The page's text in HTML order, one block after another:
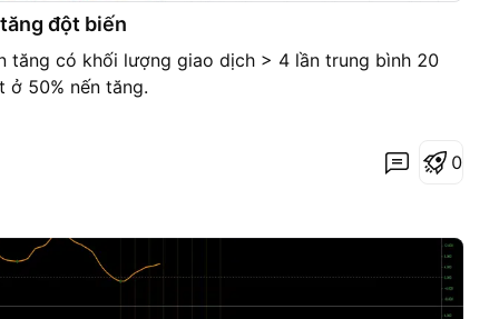
tăng đột biến
tăng có khối lượng giao dịch > 4 lần trung bình 20
ở 50% nến tăng.
0